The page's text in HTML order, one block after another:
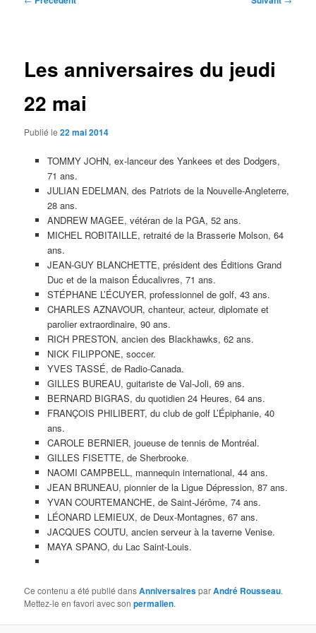
Les anniversaires du jeudi
22 mai
Publié le22 mai 2014
TOMMY JOHN, ex-lanceur des Yankees et des Dodgers,
71 ans.
JULIAN EDELMAN, des Patriots de la Nouvelle-Angleterre,
28 ans.
ANDREW MAGEE, vétéran de la PGA, 52 ans.
MICHEL ROBITAILLE, retraité de la Brasserie Molson, 64
ans.
JEAN-GUY BLANCHETTE, président des Éditions Grand
Duc et de la maison Éducalivres, 71 ans.
STÉPHANE L’ÉCUYER, professionnel de golf, 43 ans.
CHARLES AZNAVOUR, chanteur, acteur, diplomate et
parolier extraordinaire, 90 ans.
RICH PRESTON, ancien des Blackhawks, 62 ans.
NICK FILIPPONE, soccer.
YVES TASSÉ, de Radio-Canada.
GILLES BUREAU, guitariste de Val-Joli, 69 ans.
BERNARD BIGRAS, du quotidien 24 Heures, 64 ans.
FRANÇOIS PHILIBERT, du club de golf L’Épiphanie, 40
ans.
CAROLE BERNIER, joueuse de tennis de Montréal.
GILLES FISETTE, de Sherbrooke.
NAOMI CAMPBELL, mannequin international, 44 ans.
JEAN BRUNEAU, pionnier de la Ligue Dépression, 87 ans.
YVAN COURTEMANCHE, de Saint-Jérôme, 74 ans.
LÉONARD LEMIEUX, de Deux-Montagnes, 67 ans.
JACQUES COUTU, ancien serveur à la taverne Venise.
MAYA SPANO, du Lac Saint-Louis.
Ce contenu a été publié dansAnniversairesparAndré Rousseau.
Mettez-le en favori avec sonpermalien.